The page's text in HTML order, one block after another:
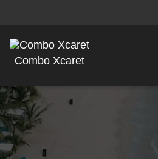
Combo Xcaret